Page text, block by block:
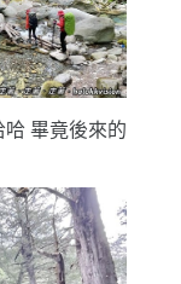
畢竟後來的